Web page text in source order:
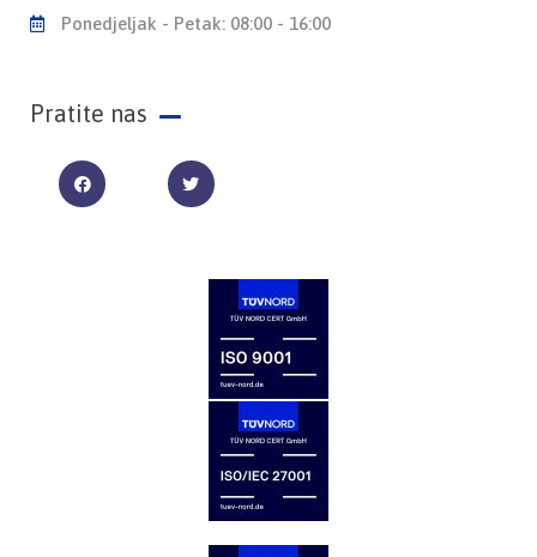
Ponedjeljak - Petak: 08:00 - 16:00
Pratite nas